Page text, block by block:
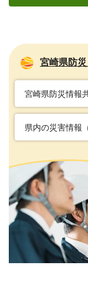
宮崎県防
宮崎県防災情報
県内の災害情報